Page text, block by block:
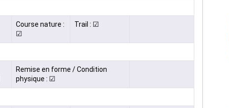
Course nature :
☑
Trail : ☑
Remise en forme / Condition
physique : ☑